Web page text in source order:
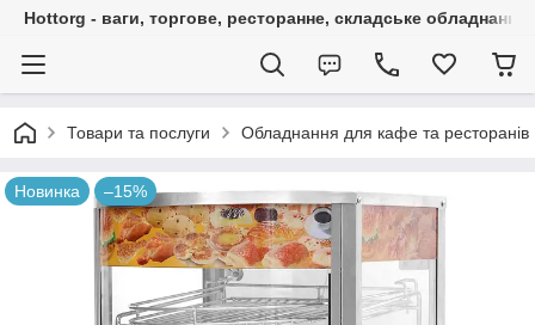
Hottorg - ваги, торгове, ресторанне, складське обладнання
Товари та послуги Обладнання для кафе та ресторанів
Новинка –15%